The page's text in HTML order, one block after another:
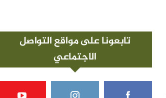
تابعونا على مواقع التواصل
الاجتماعي